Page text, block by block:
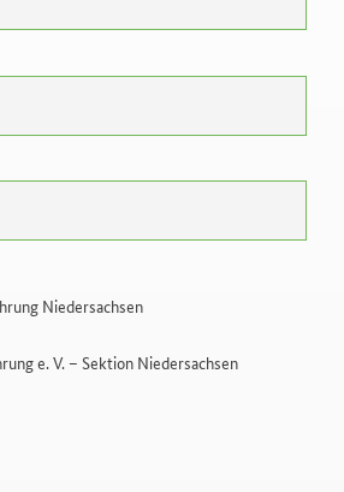
Niedersachsen
e. V. – Sektion Niedersachsen